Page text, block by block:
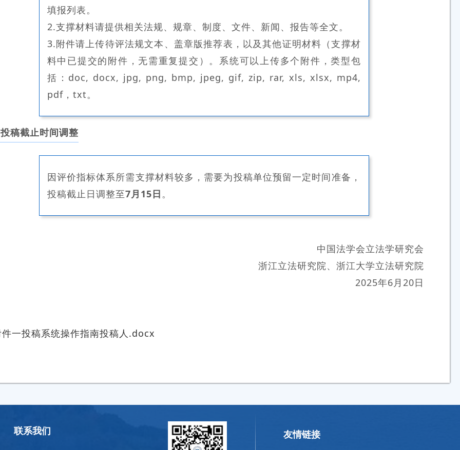
填报列表。
2.支撑材料请提供相关法规、规章、制度、文件、新闻、报告等全文。
3.附件请上传待评法规文本、盖章版推荐表，以及其他证明材料（支撑材
料中已提交的附件，无需重复提交）。系统可以上传多个附件，类型包
括：doc, docx, jpg, png, bmp, jpeg, gif, zip, rar, xls, xlsx, mp4,
pdf，txt。
投稿截止时间调整
因评价指标体系所需支撑材料较多，需要为投稿单位预留一定时间准备，
投稿截止日调整至7月15日。
中国法学会立法学研究会
浙江立法研究院、浙江大学立法研究院
2025年6月20日
一投稿系统操作指南投稿人.docx
联系我们 友情链接